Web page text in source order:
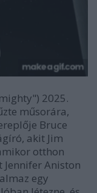
2025.
műsorára,
Bruce
akit Jim
otthon
Jennifer Aniston
egy